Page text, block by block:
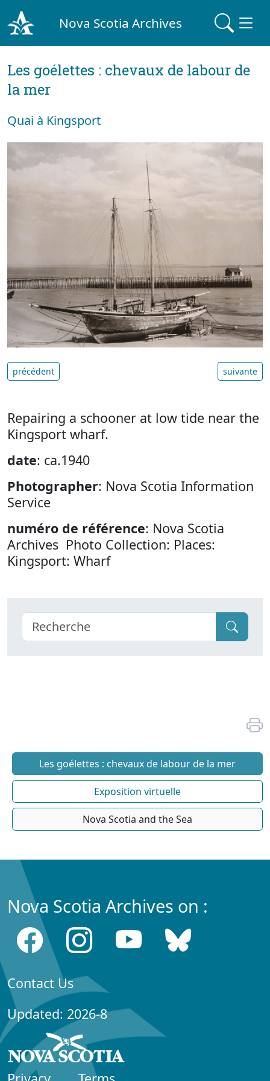
Nova Scotia Archives
Les goélettes : chevaux de labour de
la mer
Quai à Kingsport
précédent suivante
Repairing a schooner at low tide near the
Kingsport wharf.
date: ca.1940
Photographer: Nova Scotia Information
Service
numéro de référence: Nova Scotia
Archives Photo Collection: Places:
Kingsport: Wharf
Les goélettes : chevaux de labour de la mer
Exposition virtuelle
Nova Scotia and the Sea
Nova Scotia Archives on :
Contact Us
Updated: 2026-8